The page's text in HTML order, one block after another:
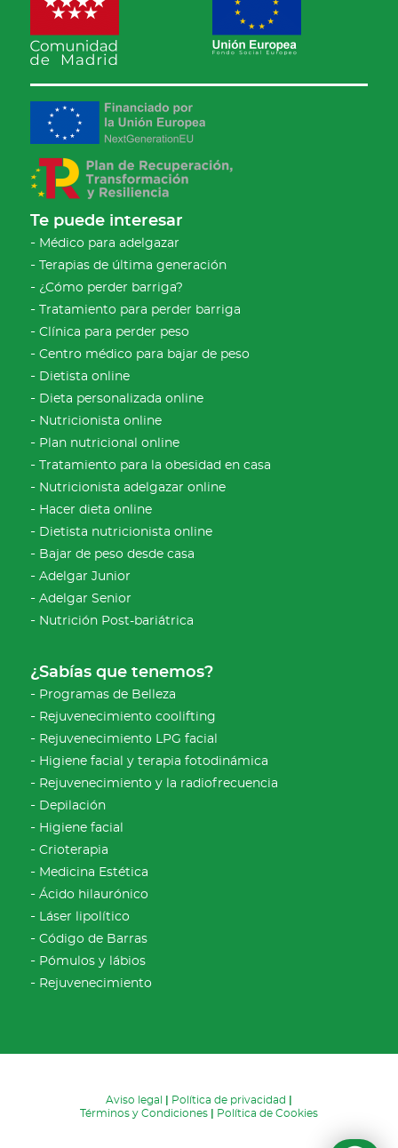
Te puede interesar
Médico para adelgazar
Terapias de última generación
¿Cómo perder barriga?
Tratamiento para perder barriga
Clínica para perder peso
Centro médico para bajar de peso
Dietista online
Dieta personalizada online
Nutricionista online
Plan nutricional online
Tratamiento para la obesidad en casa
Nutricionista adelgazar online
Hacer dieta online
Dietista nutricionista online
Bajar de peso desde casa
Adelgar Junior
Adelgar Senior
Nutrición Post-bariátrica
¿Sabías que tenemos?
Programas de Belleza
Rejuvenecimiento coolifting
Rejuvenecimiento LPG facial
Higiene facial y terapia fotodinámica
Rejuvenecimiento y la radiofrecuencia
Depilación
Higiene facial
Crioterapia
Medicina Estética
Ácido hilaurónico
Láser lipolítico
Código de Barras
Pómulos y lábios
Rejuvenecimiento
Aviso legal Política de privacidad
Términos y Condiciones
Política de Cookies